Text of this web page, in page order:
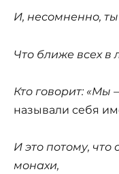
И, несомненно,
Что ближе всех в
Кто говорит: «Мы
называли себя
И это потому, что
монахи,